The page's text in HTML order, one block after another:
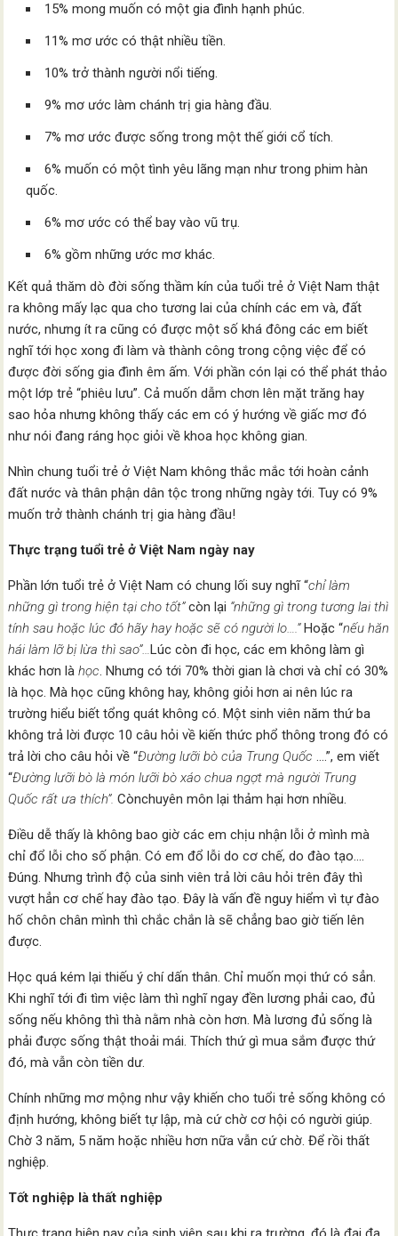
15% mong muốn có một gia đình hạnh phúc.
11% mơ ước có thật nhiều tiền.
10% trở thành người nổi tiếng.
9% mơ ước làm chánh trị gia hàng đầu.
7% mơ ước được sống trong một thế giới cổ tích.
6% muốn có một tình yêu lãng mạn như trong phim hàn
quốc.
6% mơ ước có thể bay vào vũ trụ.
6% gồm những ước mơ khác.
Kết quả thăm dò đời sống thầm kín của tuổi trẻ ở Việt Nam thật
ra không mấy lạc qua cho tương lai của chính các em và, đất
nước, nhưng ít ra cũng có được một số khá đông các em biết
nghĩ tới học xong đi làm và thành công trong cộng việc để có
được đời sống gia đình êm ấm. Với phần cón lại có thể phát thảo
một lớp trẻ “phiêu lưu”. Cả muốn dẫm chơn lên mặt trăng hay
sao hỏa nhưng không thấy các em có ý hướng về giấc mơ đó
như nói đang ráng học giỏi về khoa học không gian.
Nhìn chung tuổi trẻ ở Việt Nam không thắc mắc tới hoàn cảnh
đất nước và thân phận dân tộc trong những ngày tới. Tuy có 9%
muốn trở thành chánh trị gia hàng đầu!
Thực trạng tuổi trẻ ở Việt Nam ngày nay
Phần lớn tuổi trẻ ở Việt Nam có chung lối suy nghĩ “chỉ làm
những gì trong hiện tại cho tốt”còn lại “những gì trong tương lai thì
tính sau hoặc lúc đó hãy hay hoặc sẽ có người lo….”Hoặc “nếu hăn
hái làm lỡ bị lừa thì sao”…Lúc còn đi học, các em không làm gì
khác hơn làhọc. Nhưng có tới 70% thời gian là chơi và chỉ có 30%
là học. Mà học cũng không hay, không giỏi hơn ai nên lúc ra
trường hiểu biết tổng quát không có. Một sinh viên năm thứ ba
không trả lời được 10 câu hỏi về kiến thức phổ thông trong đó có
trả lời cho câu hỏi về “Đường lưỡi bò của Trung Quốc ….”, em viết
“Đường lưỡi bò là món lưỡi bò xáo chua ngợt mà người Trung
Quốc rất ưa thích”.Cònchuyên môn lại thảm hại hơn nhiều.
Điều dễ thấy là không bao giờ các em chịu nhận lỗi ở mình mà
chỉ đổ lỗi cho số phận. Có em đổ lỗi do cơ chế, do đào tạo….
Đúng. Nhưng trình độ của sinh viên trả lời câu hỏi trên đây thì
vượt hẳn cơ chế hay đào tạo. Đây là vấn đề nguy hiểm vì tự đào
hố chôn chân mình thì chắc chắn là sẽ chẳng bao giờ tiến lên
được.
Học quá kém lại thiếu ý chí dấn thân. Chỉ muốn mọi thứ có sẳn.
Khi nghĩ tới đi tìm việc làm thì nghĩ ngay đền lương phải cao, đủ
sống nếu không thì thà nằm nhà còn hơn. Mà lương đủ sống là
phải được sống thật thoải mái. Thích thứ gì mua sắm được thứ
đó, mà vẫn còn tiền dư.
Chính những mơ mộng như vậy khiến cho tuổi trẻ sống không có
định hướng, không biết tự lập, mà cứ chờ cơ hội có người giúp.
Chờ 3 năm, 5 năm hoặc nhiều hơn nữa vẫn cứ chờ. Để rồi thất
nghiệp.
Tốt nghiệp là thất nghiệp